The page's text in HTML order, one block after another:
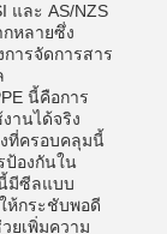
และ AS/NZS
หลายซึ่ง
ารจัดการสาร
นี้คือการ
านได้จริง
ที่ครอบคลุมนี้
ป้องกันใน
มีซีลแบบ
ห้กระชับพอดี
ยเพิ่มความ